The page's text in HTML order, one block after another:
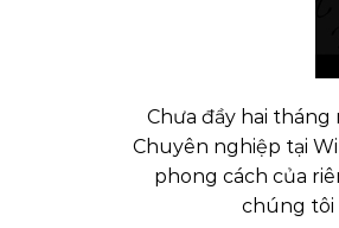
Chưa đầy hai tháng
Chuyên nghiệp tại
phong cách của
chúng tôi